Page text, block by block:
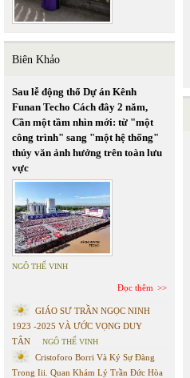
Biên Khảo
Sau lễ động thổ Dự án Kênh
Funan Techo Cách đây 2 năm,
Cần một tầm nhìn mới: từ "một
công trình" sang "một hệ thống"
thủy văn ảnh hưởng trên toàn lưu
vực
NGÔ THẾ VINH
Đọc thêm
GIÁO SƯ TRẦN NGỌC NINH
1923 -2025 VÀ ƯỚC VỌNG DUY
TÂN
NGÔ THẾ VINH
Cristoforo Borri Và Ký Sự Đàng
Trong Iii. Quan Khám Lý Trần Đức Hòa